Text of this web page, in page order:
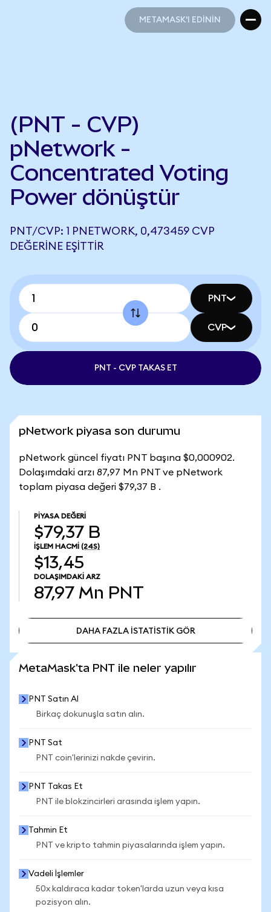
METAMASK'I EDİNİN
(PNT - CVP)
pNetwork -
Concentrated Voting
Power dönüştür
PNT/CVP: 1 PNETWORK, 0,473459 CVP
DEĞERINE EŞITTIR
PNT
CVP
PNT - CVP TAKAS ET
pNetwork piyasa son durumu
pNetwork güncel fiyatı PNT başına $0,000902.
Dolaşımdaki arzı 87,97 Mn PNT ve pNetwork
toplam piyasa değeri $79,37 B .
PIYASA DEĞERI
$79,37 B
İŞLEM HACMI (24S)
$13,45
DOLAŞIMDAKI ARZ
87,97 Mn PNT
DAHA FAZLA İSTATİSTİK GÖR
MetaMask'ta PNT ile neler yapılır
PNT Satın Al
Birkaç dokunuşla satın alın.
PNT Sat
PNT coin'lerinizi nakde çevirin.
PNT Takas Et
PNT ile blokzincirleri arasında işlem yapın.
Tahmin Et
PNT ve kripto tahmin piyasalarında işlem yapın.
Vadeli İşlemler
50x kaldıraca kadar token'larda uzun veya kısa
pozisyon alın.